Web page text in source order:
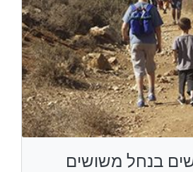
בנחל משושים